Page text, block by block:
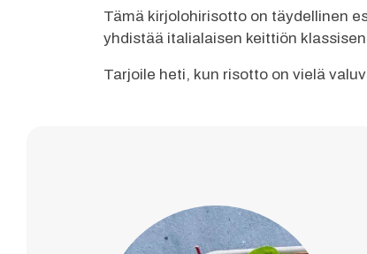
Tämä kirjolohirisotto on täydellinen
yhdistää italialaisen keittiön
Tarjoile heti, kun risotto on vielä